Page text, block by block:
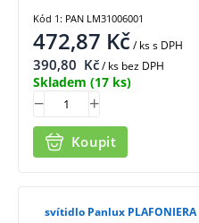
472,87 Kč/ kss DPH
390,80 Kč/ ks bez DPH
Skladem (17 ks)
Koupit
Kód 1: PAN LM31006001
svítidlo Panlux PLAFONIERA